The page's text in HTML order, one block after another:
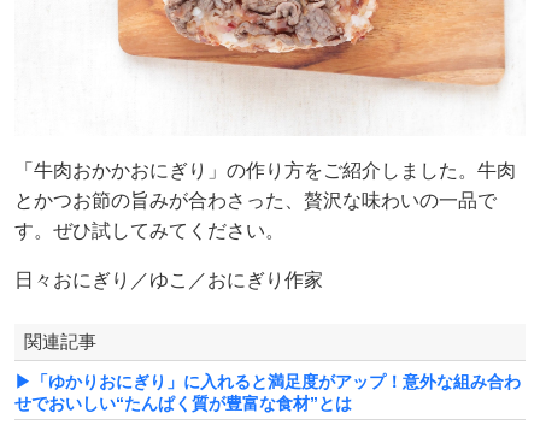
「牛肉おかかおにぎり」の作り方をご紹介しました。牛肉
とかつお節の旨みが合わさった、贅沢な味わいの一品で
す。ぜひ試してみてください。
日々おにぎり／ゆこ／おにぎり作家
関連記事
▶「ゆかりおにぎり」に入れると満足度がアップ！意外な組み合わ
せでおいしい“たんぱく質が豊富な食材”とは